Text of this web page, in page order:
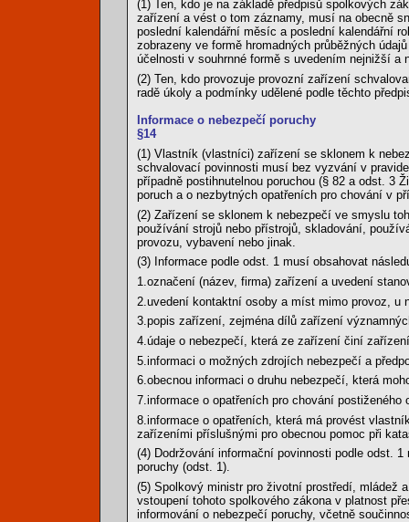
(1) Ten, kdo je na základě předpisů spolkových
zařízení a vést o tom záznamy, musí na obecně
poslední kalendářní měsíc a poslední kalendářní
zobrazeny ve formě hromadných průběžných
účelnosti v souhrnné formě s uvedením nejnižší
(2) Ten, kdo provozuje provozní zařízení
radě úkoly a podmínky udělené podle těchto
Informace o nebezpečí poruchy
§14
(1) Vlastník (vlastníci) zařízení se sklonem k
schvalovací povinnosti musí bez vyzvání v
případně postihnutelnou poruchou (§ 82 a odst. 3
poruch a o nezbytných opatřeních pro chování v
(2) Zařízení se sklonem k nebezpečí ve smyslu
používání strojů nebo přístrojů, skladování,
provozu, vybavení nebo jinak.
(3) Informace podle odst. 1 musí obsahovat
1.označení (název, firma) zařízení a uvedení
2.uvedení kontaktní osoby a míst mimo provoz,
3.popis zařízení, zejména dílů zařízení
4.údaje o nebezpečí, která ze zařízení činí
5.informaci o možných zdrojích nebezpečí a
6.obecnou informaci o druhu nebezpečí, která
7.informace o opatřeních pro chování
8.informace o opatřeních, která má provést
zařízeními příslušnými pro obecnou pomoc při
(4) Dodržování informační povinnosti podle odst.
poruchy (odst. 1).
(5) Spolkový ministr pro životní prostředí, mládež
vstoupení tohoto spolkového zákona v platnost
informování o nebezpečí poruchy, včetně